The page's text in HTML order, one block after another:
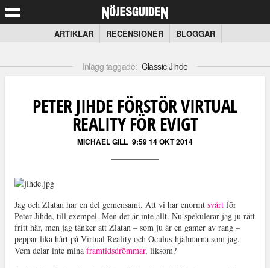
ARTIKLAR RECENSIONER BLOGGAR
Inlägg taggade: Classic Jihde
PETER JIHDE FÖRSTÖR VIRTUAL
REALITY FÖR EVIGT
MICHAEL GILL 9:59 14 OKT 2014
Jag och Zlatan har en del gemensamt. Att vi har enormt svårtför
Peter Jihde, till exempel. Men det är inte allt. Nu spekulerar jag ju rätt
fritt här, men jag tänker att Zlatan – som ju är en gamer av rang –
peppar lika hårt på Virtual Reality och Oculus-hjälmarna som jag.
Vem delar inte mina framtidsdrömmar, liksom?